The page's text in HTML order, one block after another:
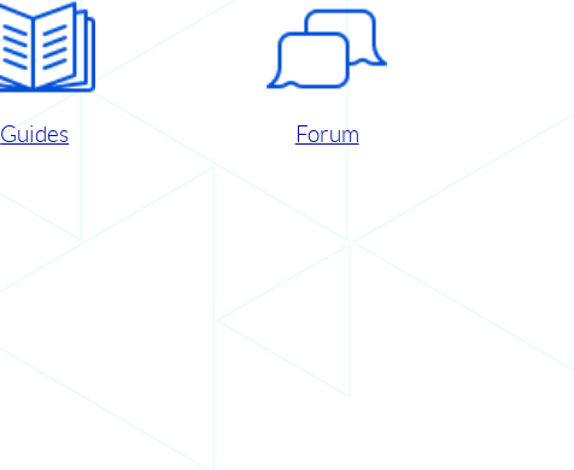
Guides Forum